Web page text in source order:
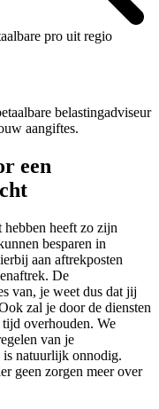
pro uit regio
belastingadviseur
aangiftes.
een
heeft zo zijn
besparen in
aan aftrekposten
De
van, je weet dus dat jij
zal je door de diensten
overhouden. We
van je
is natuurlijk onnodig.
geen zorgen meer over